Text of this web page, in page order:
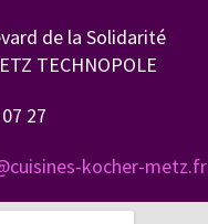
de la Solidarité
TECHNOPOLE
27
kocher-metz.fr